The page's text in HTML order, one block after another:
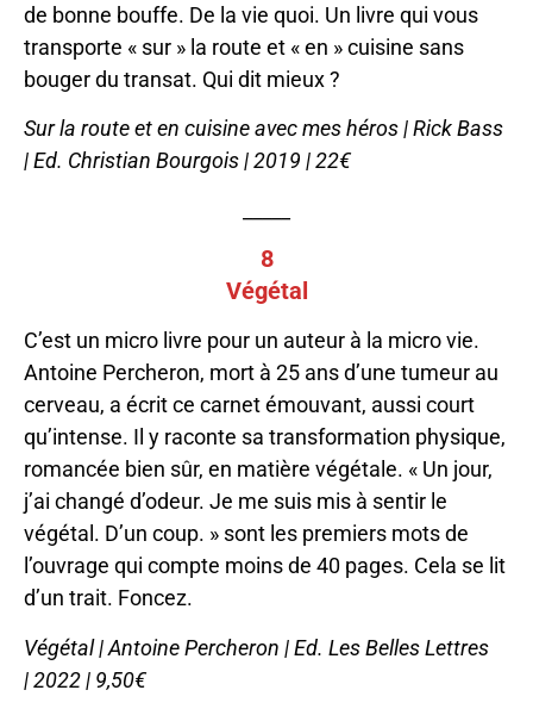
de bonne bouffe. De la vie quoi. Un livre qui vous
transporte « sur » la route et « en » cuisine sans
bouger du transat. Qui dit mieux ?
Sur la route et en cuisine avec mes héros | Rick Bass
| Ed. Christian Bourgois | 2019 | 22€
8
Végétal
C’est un micro livre pour un auteur à la micro vie.
Antoine Percheron, mort à 25 ans d’une tumeur au
cerveau, a écrit ce carnet émouvant, aussi court
qu’intense. Il y raconte sa transformation physique,
romancée bien sûr, en matière végétale. « Un jour,
j’ai changé d’odeur. Je me suis mis à sentir le
végétal. D’un coup. » sont les premiers mots de
l’ouvrage qui compte moins de 40 pages. Cela se lit
d’un trait. Foncez.
Végétal | Antoine Percheron | Ed. Les Belles Lettres
| 2022 | 9,50€